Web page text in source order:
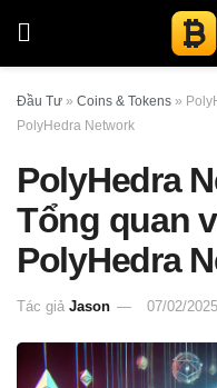
Đầu Tư » Coins & Tokens »
PolyHedra Network
PolyHedra
Tổng quan
PolyHedra
Tác giả Jason 07/02/2025